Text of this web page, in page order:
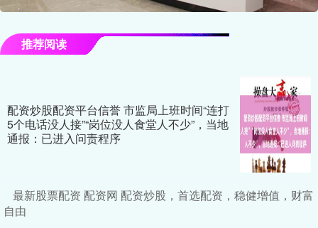
推荐阅读
配资炒股配资平台信誉 市监局上班时间“连打
5个电话没人接”“岗位没人食堂人不少”，当地
通报：已进入问责程序
最新股票配资 配资网 配资炒股，首选配资，稳健增值，财富
自由